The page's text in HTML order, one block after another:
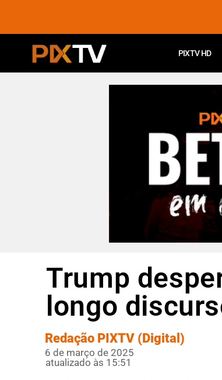
PIXTV HD
Trump
longo
Redação PIXTV (Digital)
6 de março de 2025
atualizado às 15:51